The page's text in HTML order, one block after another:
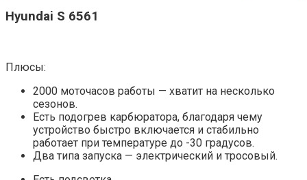
Hyundai S 6561
Плюсы:
2000 моточасов работы — хватит на несколько
сезонов.
Есть подогрев карбюратора, благодаря чему
устройство быстро включается и стабильно
работает при температуре до -30 градусов.
Два типа запуска — электрический и тросовый.